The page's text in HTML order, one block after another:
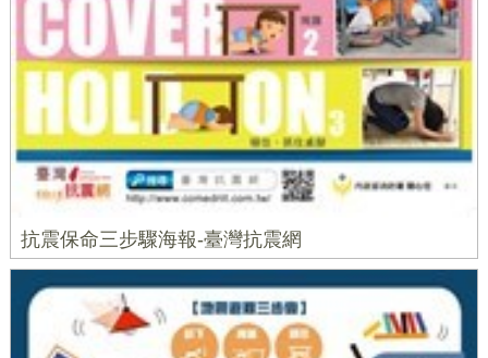
抗震保命三步驟海報-臺灣抗震網